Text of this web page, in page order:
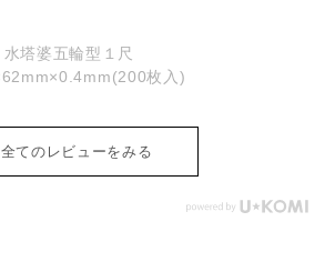
全てのレビューをみる